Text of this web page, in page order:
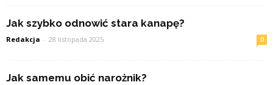
Jak szybko odnowić stara kanapę?
Redakcja - 28 listopada 2025 0
Jak samemu obić narożnik?